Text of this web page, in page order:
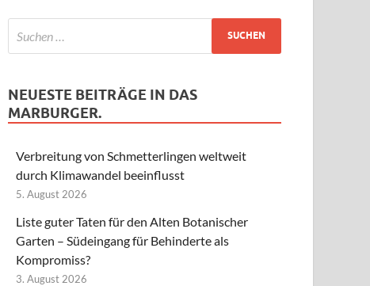
NEUESTE BEITRÄGE IN DAS
MARBURGER.
Verbreitung von Schmetterlingen weltweit
durch Klimawandel beeinflusst
5. August 2026
Liste guter Taten für den Alten Botanischer
Garten – Südeingang für Behinderte als
Kompromiss?
3. August 2026